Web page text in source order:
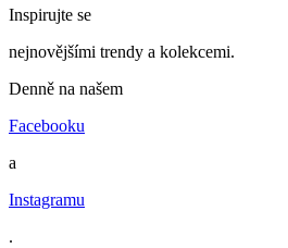
Inspirujte se
nejnovějšími trendy a kolekcemi.
Denně na našem
Facebooku
a
Instagramu
.